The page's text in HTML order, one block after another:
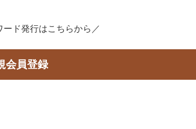
ード発行はこちらから／
会員登録